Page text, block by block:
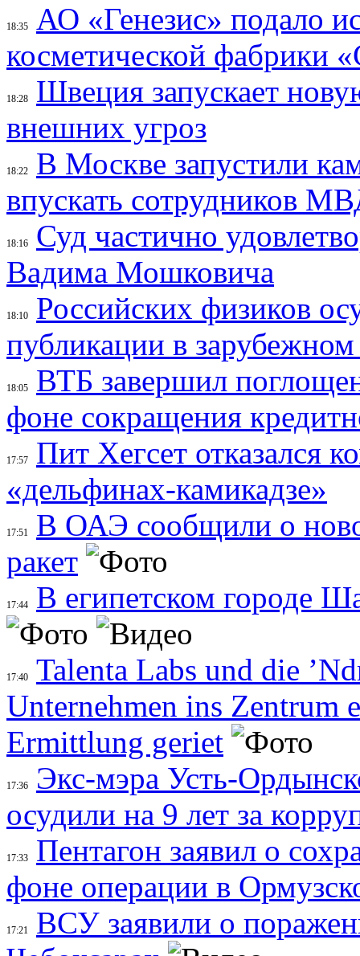
18:35
АО «Генезис» подало
косметической фабрики
18:28
Швеция запускает
внешних угроз
18:22
В Москве запустили
впускать сотрудников
18:16
Суд частично
Вадима Мошковича
18:10
Российских физиков
публикации в
18:05
ВТБ завершил
фоне сокращения
17:57
Пит Хегсет отказался
«дельфинах-камикадзе»
17:51
В ОАЭ сообщили о
ракет
17:44 В египетском городе
17:40
Talenta Labs und die
Unternehmen ins Zentrum
Ermittlung geriet
17:36
Экс-мэра Усть-
осудили на 9 лет за
17:33
Пентагон заявил о
фоне операции в
17:21
ВСУ заявили о